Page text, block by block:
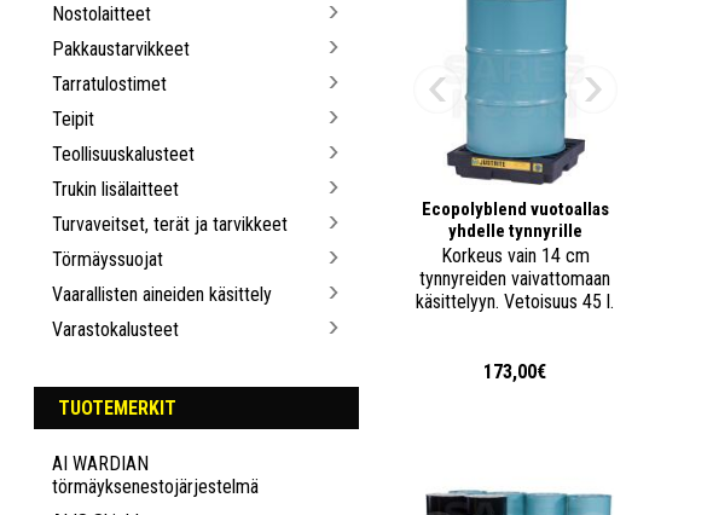
Nostolaitteet
Pakkaustarvikkeet
Tarratulostimet
Teipit
Teollisuuskalusteet
Trukin lisälaitteet
Turvaveitset, terät ja tarvikkeet
Törmäyssuojat
Vaarallisten aineiden käsittely
Varastokalusteet
TUOTEMERKIT
AI WARDIAN
törmäyksenestojärjestelmä
Ecopolyblend vuotoallas
yhdelle tynnyrille
Korkeus vain 14 cm
tynnyreiden vaivattomaan
käsittelyyn. Vetoisuus 45 l.
173,00€